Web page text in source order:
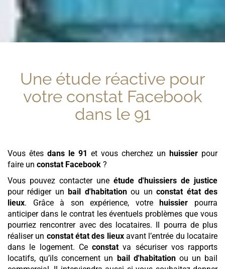
Une étude réactive pour
votre constat Facebook
dans le 91
Vous êtes dans le 91 et vous cherchez un huissier pour
faire un constat Facebook ?
Vous pouvez contacter une étude d'huissiers de justice
pour rédiger un bail d'habitationou unconstat état des
lieux. Grâce à son expérience, votre huissier pourra
anticiper dans le contrat les éventuels problèmes que vous
pourriez rencontrer avec des locataires. Il pourra de plus
réaliser un constat état des lieuxavant l’entrée du locataire
dans le logement. Ce constat va sécuriser vos rapports
locatifs, qu’ils concernent un
bail d'habitationou un bail